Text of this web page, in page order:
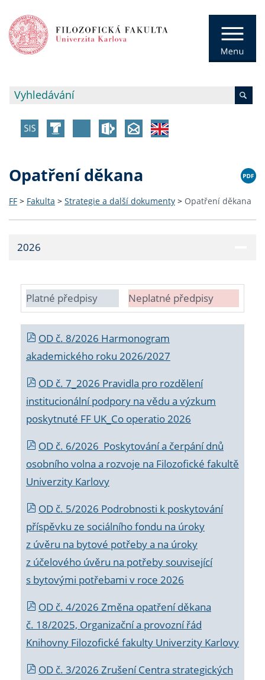
Opatření děkana
FF > Fakulta > Strategie a další dokumenty > Opatření děkana
2026
Platné předpisy Neplatné předpisy
OD č. 8/2026 Harmonogram
akademického roku 2026/2027
OD č. 7_2026 Pravidla pro rozdělení
institucionální podpory na vědu a výzkum
poskytnuté FF UK_Co operatio 2026
OD č. 6/2026 Poskytování a čerpání dnů
osobního volna a rozvoje na Filozofické fakultě
Univerzity Karlovy
OD č. 5/2026 Podrobnosti k poskytování
příspěvku ze sociálního fondu na úroky
z úvěru na bytové potřeby a na úroky
z účelového úvěru na potřeby související
s bytovými potřebami v roce 2026
OD č. 4/2026 Změna opatření děkana
č. 18/2025, Organizační a provozní řád
Knihovny Filozofické fakulty Univerzity Karlovy
OD č. 3/2026 Zrušení Centra strategických